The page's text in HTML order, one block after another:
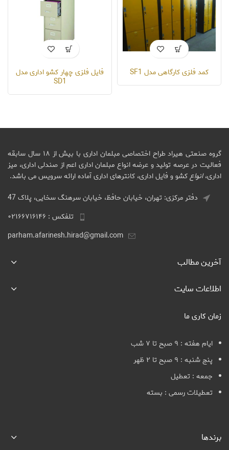
کمد فلزی کارگاهی مدل SF1 فایل فلزی چهار کشو اداری مدل
SD1
گروه صنعتی هیراد طراح اختصاصی مبلمان اداری با بیش از ۱۸ سال سابقه
فعالیت در عرصه تولید و عرضه انواع مبلمان اداری اعم از صندلی اداری، میز
اداری،انواعکشو و فایل اداری، کانترهای اداری آماده ارائه سرویس می باشد.
دفتر مرکزی: تهران، خیابان حافظ، خیابان سرهنگ سخایی، پلاک 47
تلفکس : ۰۲۱۶۶۷۱۶۱۴۶
parham.afarinesh.hirad@gmail.com
آخرین مطالب
اطلاعات سایت
زمان کاری ما
ایام هفته : ۹ صبح تا ۷ شب
پنج شنبه : ۹ صبح تا ۲ ظهر
جمعه : تعطیل
تعطیلات رسمی : بسته
برندها